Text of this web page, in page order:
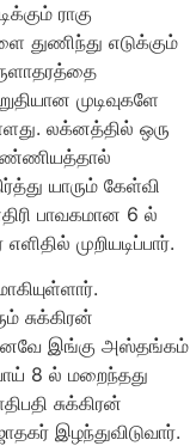
ராகு
துணிந்து எடுக்கும்
முடிவுகளே
லக்னத்தில் ஒரு
யாரும் கேள்வி
பாவகமான 6 ல்
முறியடிப்பார்.
சுக்கிரன்
எனவே இங்கு அஸ்தங்கம்
8 ல் மறைந்தது
சுக்கிரன்
இழந்துவிடுவார்.